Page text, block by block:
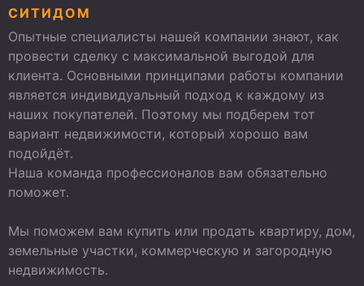
СИТИДОМ
Опытные специалисты нашей компании знают, как
провести сделку с максимальной выгодой для
клиента. Основными принципами работы компании
является индивидуальный подход к каждому из
наших покупателей. Поэтому мы подберем тот
вариант недвижимости, который хорошо вам
подойдёт.
Наша команда профессионалов вам обязательно
поможет.
Мы поможем вам купить или продать квартиру, дом,
земельные участки, коммерческую и загородную
недвижимость.